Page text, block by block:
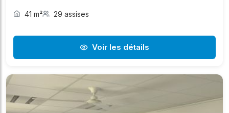
41 m² 29 assises
Voir les détails